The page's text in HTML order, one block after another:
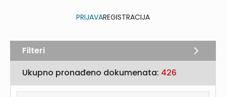
PRIJAVAREGISTRACIJA
Ukupno pronađeno dokumenata: 426
Filteri